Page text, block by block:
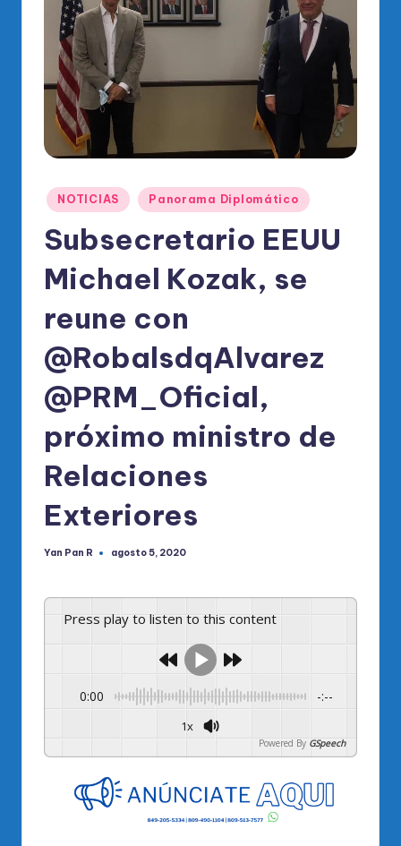
o
fi
al
el
R
M
Publicado
en
NOTICIAS Panorama Diplomático
Subsecretario EEUU
Michael Kozak, se
reune con
@RobalsdqAlvarez
@PRM_Oficial,
próximo ministro de
Relaciones
Exteriores
Publicado
Yan Pan R agosto 5, 2020
Press play to listen to this content
0:00 -:--
1x
Powered By GSpeech